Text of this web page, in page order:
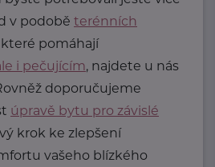
v podobě terénních
které pomáhají
i pečujícím, najdete u nás
doporučujeme
úpravě bytu pro závislé
krok ke zlepšení
vašeho blízkého